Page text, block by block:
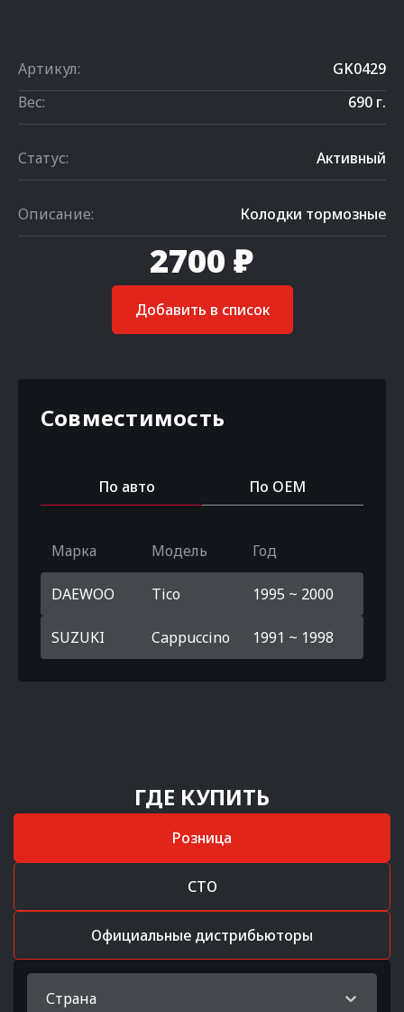
Артикул:
GK0429
Вес:
690 г.
Статус: Активный
Описание: Колодки тормозные
2700 ₽
Добавить в список
Совместимость
По авто По OEM
Марка Модель Год
DAEWOO Tico 1995 ~ 2000
SUZUKI Cappuccino 1991 ~ 1998
ГДЕ КУПИТЬ
Розница
СТО
Официальные дистрибьюторы
Страна